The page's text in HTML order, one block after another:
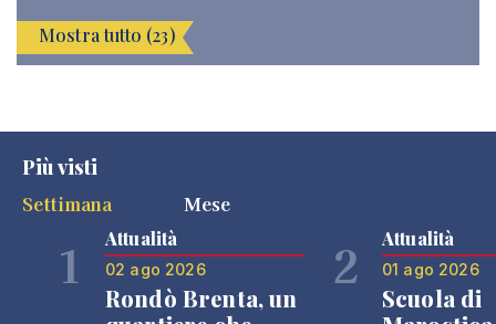
Mostra tutto (23)
Più visti
Settimana
Mese
1 Attualità
02 ago 2026
Rondò Brenta, un
2 Attualità
01 ago 2026
Scuola di